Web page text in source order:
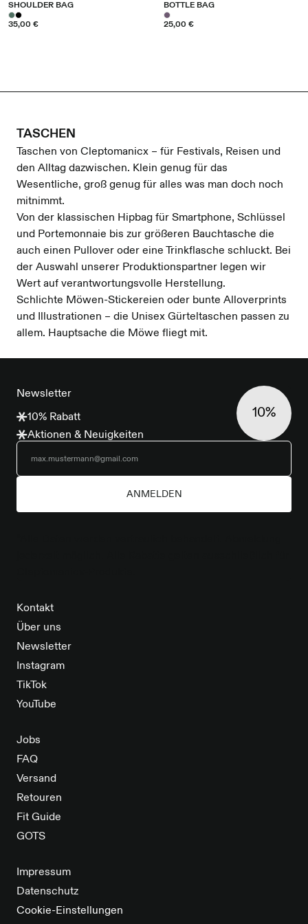
SHOULDER BAG
35,00 €
BOTTLE BAG
25,00 €
TASCHEN
Taschen von Cleptomanicx – für Festivals, Reisen und
den Alltag dazwischen. Klein genug für das
Wesentliche, groß genug für alles was man doch noch
mitnimmt.
Von der klassischen Hipbag für Smartphone, Schlüssel
und Portemonnaie bis zur größeren Bauchtasche die
auch einen Pullover oder eine Trinkflasche schluckt. Bei
der Auswahl unserer Produktionspartner legen wir
Wert auf verantwortungsvolle Herstellung.
Schlichte Möwen-Stickereien oder bunte Alloverprints
und Illustrationen – die Unisex Gürteltaschen passen zu
allem. Hauptsache die Möwe fliegt mit.
Kontakt
Über uns
Newsletter
Instagram
TikTok
YouTube
Jobs
FAQ
Versand
Retouren
Fit Guide
GOTS
Impressum
Datenschutz
Cookie-Einstellungen
Newsletter
10% Rabatt
Aktionen & Neuigkeiten
ANMELDEN
10%